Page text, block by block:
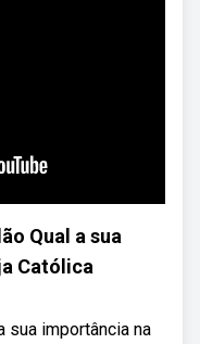
Qual a sua
Católica
sua importância na